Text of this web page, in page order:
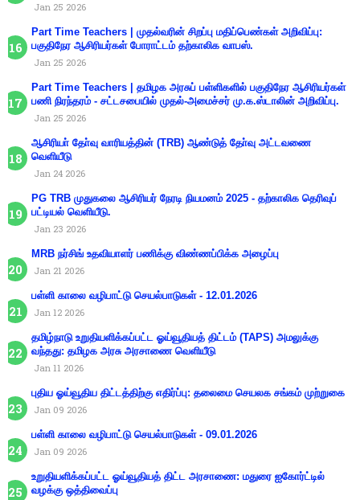
Jan 25 2026
Part Time Teachers | முதல்வரின் சிறப்பு மதிப்பெண்கள் அறிவிப்பு:
பகுதிநேர ஆசிரியர்கள் போராட்டம் தற்காலிக வாபஸ்.
Jan 25 2026
Part Time Teachers | தமிழக அரசுப் பள்ளிகளில் பகுதிநேர ஆசிரியர்கள்
பணி நிரந்தரம் - சட்டசபையில் முதல்-அமைச்சர் மு.க.ஸ்டாலின் அறிவிப்பு.
Jan 25 2026
ஆசிரியா் தோ்வு வாரியத்தின் (TRB) ஆண்டுத் தோ்வு அட்டவணை
வெளியீடு
Jan 24 2026
PG TRB முதுகலை ஆசிரியர் நேரடி நியமனம் 2025 - தற்காலிக தெரிவுப்
பட்டியல் வெளியீடு.
Jan 23 2026
MRB நர்சிங் உதவியாளர் பணிக்கு விண்ணப்பிக்க அழைப்பு
Jan 21 2026
பள்ளி காலை வழிபாட்டு செயல்பாடுகள் - 12.01.2026
Jan 12 2026
தமிழ்நாடு உறுதியளிக்கப்பட்ட ஓய்வூதியத் திட்டம் (TAPS) அமலுக்கு
வந்தது: தமிழக அரசு அரசாணை வெளியீடு
Jan 11 2026
புதிய ஓய்வூதிய திட்டத்திற்கு எதிர்ப்பு: தலைமை செயலக சங்கம் முற்றுகை
Jan 09 2026
பள்ளி காலை வழிபாட்டு செயல்பாடுகள் - 09.01.2026
Jan 09 2026
உறுதியளிக்கப்பட்ட ஓய்வூதியத் திட்ட அரசாணை: மதுரை ஐகோர்ட்டில்
வழக்கு ஒத்திவைப்பு